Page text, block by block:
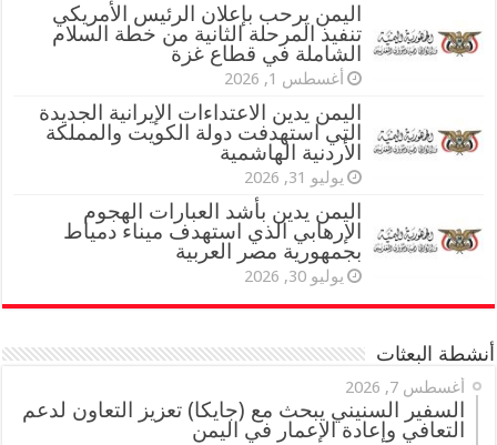
اليمن يرحب بإعلان الرئيس الأمريكي
تنفيذ المرحلة الثانية من خطة السلام
الشاملة في قطاع غزة
أغسطس 1, 2026
اليمن يدين الاعتداءات الإيرانية الجديدة
التي استهدفت دولة الكويت والمملكة
الأردنية الهاشمية
يوليو 31, 2026
اليمن يدين بأشد العبارات الهجوم
الإرهابي الذي استهدف ميناء دمياط
بجمهورية مصر العربية
يوليو 30, 2026
أنشطة البعثات
أغسطس 7, 2026
السفير السنيني يبحث مع (جايكا) تعزيز التعاون لدعم
التعافي وإعادة الإعمار في اليمن